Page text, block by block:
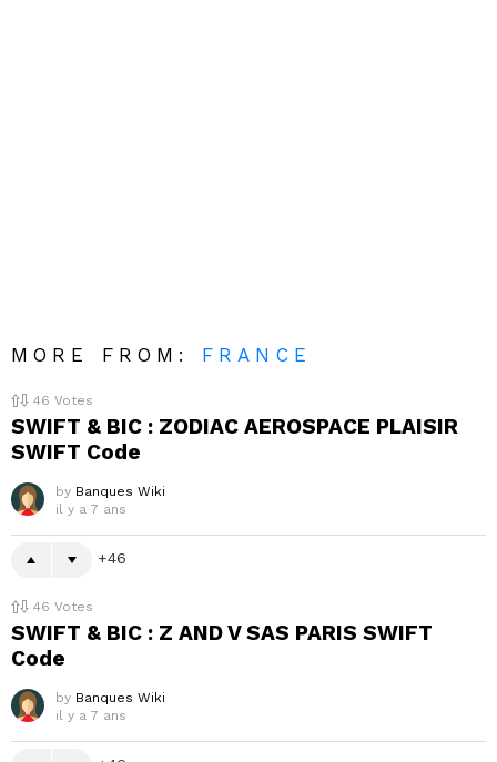
MORE FROM: FRANCE
46 Votes
SWIFT & BIC : ZODIAC AEROSPACE PLAISIR
SWIFT Code
by Banques Wiki
il y a 7 ans
46
46 Votes
SWIFT & BIC : Z AND V SAS PARIS SWIFT
Code
by Banques Wiki
il y a 7 ans